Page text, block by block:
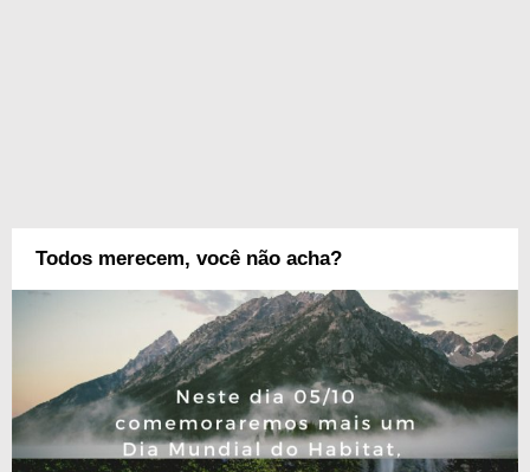
Todos merecem, você não acha?